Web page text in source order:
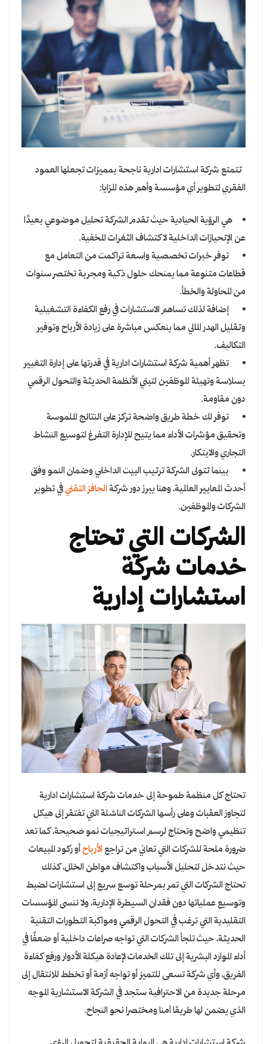
تتمتع شركة استشارات ادارية ناجحة بمميزات تجعلها العمود
الفقري لتطوير أي مؤسسة وأهم هذه المزايا:
هي الرؤية الحيادية حيث تقدم الشركة تحليل موضوعي بعيدًا
عن الإنحيازات الداخلية لاكتشاف الثغرات المخفية.
توفر خبرات تخصصية واسعة تراكمت من التعامل مع
قطاعات متنوعة مما يمنحك حلول ذكية ومجربة تختصر سنوات
من المحاولة والخطأ.
إضافة لذلك تساهم الاستشارات في رفع الكفاءة التشغيلية
وتقليل الهدر المالي مما ينعكس مباشرة على زيادة الأرباح وتوفير
التكاليف.
تظهر أهمية شركة استشارات ادارية في قدرتها على إدارة التغيير
بسلاسة وتهيئة الموظفين لتبني الأنظمة الحديثة والتحول الرقمي
دون مقاومة.
توفر لك خطة طريق واضحة تركز على النتائج الملموسة
وتحقيق مؤشرات الأداء مما يتيح للإدارة التفرغ لتوسيع النشاط
التجاري والابتكار.
بينما تتولى الشركة ترتيب البيت الداخلي وضمان النمو وفق
أحدث المعايير العالمية، وهنا يبرز دور شركة الحافز التقنيفي تطوير
الشركات والموظفين.
الشركات التي تحتاج
خدمات شركة
استشارات إدارية
تحتاج كل منظمة طموحة إلى خدمات شركة استشارات ادارية
لتجاوز العقبات وعلى رأسها الشركات الناشئة التي تفتقر إلى هيكل
تنظيمي واضح وتحتاج لرسم استراتيجيات نمو صحيحة، كما تعد
ضرورة ملحة للشركات التي تعاني من تراجع الأرباحأو ركود المبيعات
حيث نتدخل لتحليل الأسباب واكتشاف مواطن الخلل، كذلك
تحتاج الشركات التي تمر بمرحلة توسع سريع إلى استشارات لضبط
وتوسيع عملياتها دون فقدان السيطرة الإدارية، ولا ننسى المؤسسات
التقليدية التي ترغب في التحول الرقمي ومواكبة التطورات التقنية
الحديثة، حيث تلجأ الشركات التي تواجه صراعات داخلية أو ضعفًا في
أداء الموارد البشرية إلى تلك الخدمات لإعادة هيكلة الأدوار ورفع كفاءة
الفريق، وأي شركة تسعى للتميز أو تواجه أزمة أو تخطط للانتقال إلى
مرحلة جديدة من الاحترافية ستجد في الشركة الاستشارية الموجه
الذي يضمن لها طريقا آمنا ومختصرا نحو النجاح.